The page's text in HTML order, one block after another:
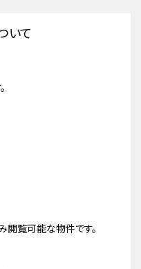
いて
閲覧可能な物件です。